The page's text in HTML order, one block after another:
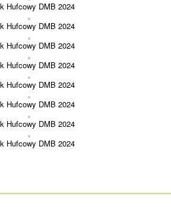
Hufcowy DMB 2024
Hufcowy DMB 2024
Hufcowy DMB 2024
Hufcowy DMB 2024
Hufcowy DMB 2024
Hufcowy DMB 2024
Hufcowy DMB 2024
Hufcowy DMB 2024